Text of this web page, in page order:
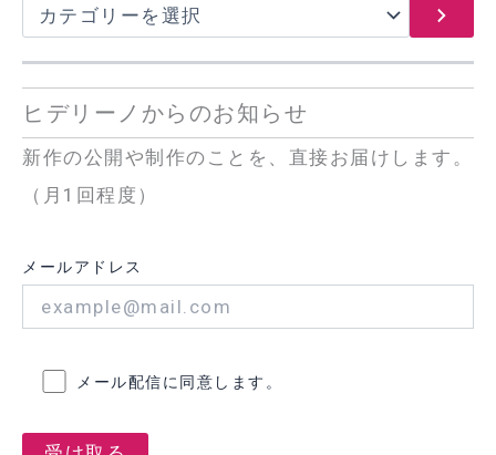
リ
ー
を
選
択
ヒデリーノからのお知らせ
新作の公開や制作のことを、直接お届けします。
（月1回程度）
メールアドレス
メール配信に同意します。